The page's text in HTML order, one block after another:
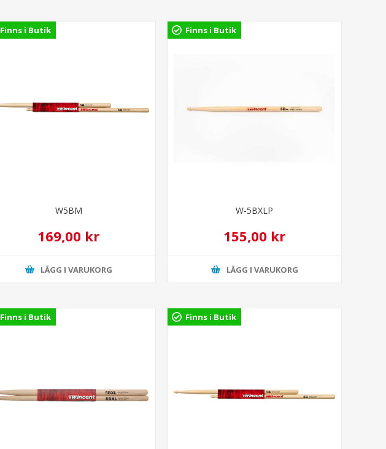
Finns i Butik
W5BM
169,00 kr
LÄGG I VARUKORG
Finns i Butik
W-5BXLP
155,00 kr
LÄGG I VARUKORG
Finns i Butik Finns i Butik